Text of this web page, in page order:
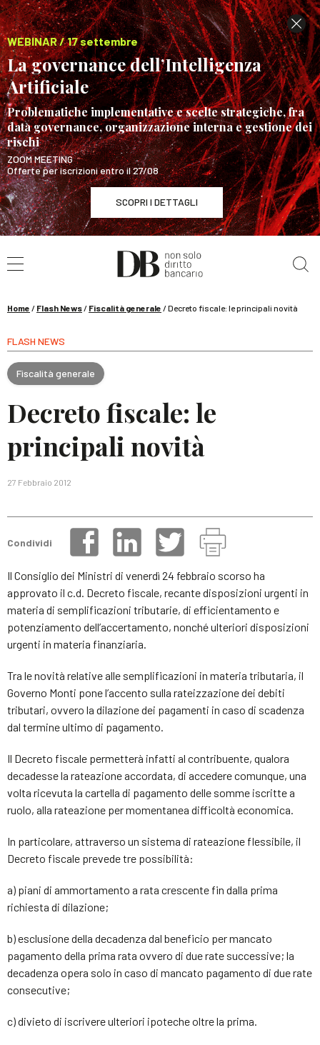
WEBINAR / 17 settembre
La governance dell’Intelligenza
Artificiale
Problematiche implementative e scelte strategiche, fra
data governance, organizzazione interna e gestione dei
rischi
ZOOM MEETING
Offerte per iscrizioni entro il 27/08
SCOPRI I DETTAGLI
WEBINAR / 17 settembre
La governance dell’Intelligenza Artificiale
Home / Flash News/ Fiscalità generale /Decreto fiscale: le principali novità
FLASH NEWS
Fiscalità generale
Decreto fiscale: le
principali novità
27 Febbraio 2012
Condividi
Il Consiglio dei Ministri di venerdì 24 febbraio scorso ha
approvato il c.d. Decreto fiscale, recante disposizioni urgenti in
materia di semplificazioni tributarie, di efficientamento e
potenziamento dell’accertamento, nonché ulteriori disposizioni
urgenti in materia finanziaria.
Tra le novità relative alle semplificazioni in materia tributaria, il
Governo Monti pone l’accento sulla rateizzazione dei debiti
tributari, ovvero la dilazione dei pagamenti in caso di scadenza
dal termine ultimo di pagamento.
Il Decreto fiscale permetterà infatti al contribuente, qualora
decadesse la rateazione accordata, di accedere comunque, una
volta ricevuta la cartella di pagamento delle somme iscritte a
ruolo, alla rateazione per momentanea difficoltà economica.
In particolare, attraverso un sistema di rateazione flessibile, il
Decreto fiscale prevede tre possibilità:
a) piani di ammortamento a rata crescente fin dalla prima
richiesta di dilazione;
b) esclusione della decadenza dal beneficio per mancato
pagamento della prima rata ovvero di due rate successive; la
decadenza opera solo in caso di mancato pagamento di due rate
consecutive;
c) divieto di iscrivere ulteriori ipoteche oltre la prima.